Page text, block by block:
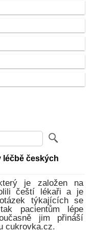
léčbě českých
je založen na
čeští lékaři a je
týkajících se
pacientům lépe
jim přináší
cukrovka.cz.